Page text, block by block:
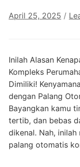
April 25, 2025 /
Inilah Alasan
Kompleks
Dimiliki!
dengan Palang
Bayangkan kamu
tertib, dan bebas
dikenal. Nah,
palang otomatis